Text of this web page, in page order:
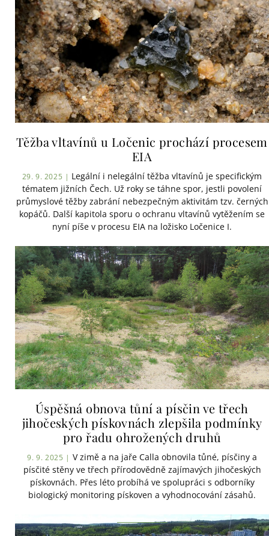
Těžba vltavínů u Ločenic prochází procesem
EIA
29. 9. 2025 | Legální i nelegální těžba vltavínů je specifickým
tématem jižních Čech. Už roky se táhne spor, jestli povolení
průmyslové těžby zabrání nebezpečným aktivitám tzv. černých
kopáčů. Další kapitola sporu o ochranu vltavínů vytěžením se
nyní píše v procesu EIA na ložisko Ločenice I.
Úspěšná obnova tůní a písčin ve třech
jihočeských pískovnách zlepšila podmínky
pro řadu ohrožených druhů
9. 9. 2025 | V zimě a na jaře Calla obnovila tůné, písčiny a
písčité stěny ve třech přírodovědně zajímavých jihočeských
pískovnách. Přes léto probíhá ve spolupráci s odborníky
biologický monitoring pískoven a vyhodnocování zásahů.